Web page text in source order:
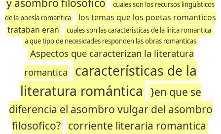
cuales son los recursos lingüísticos
de la poesía romantica
los temas que los poetas romanticos
trataban eran
cuales son las caracteristicas de la lirica romantica
a que tipo de necesidades responden las obras romanticas
Aspectos que caracterizan la literatura
romantica
características de la
literatura romántica }en que se
diferencia el asombro vulgar del asombro
filosofico? corriente literaria romantica